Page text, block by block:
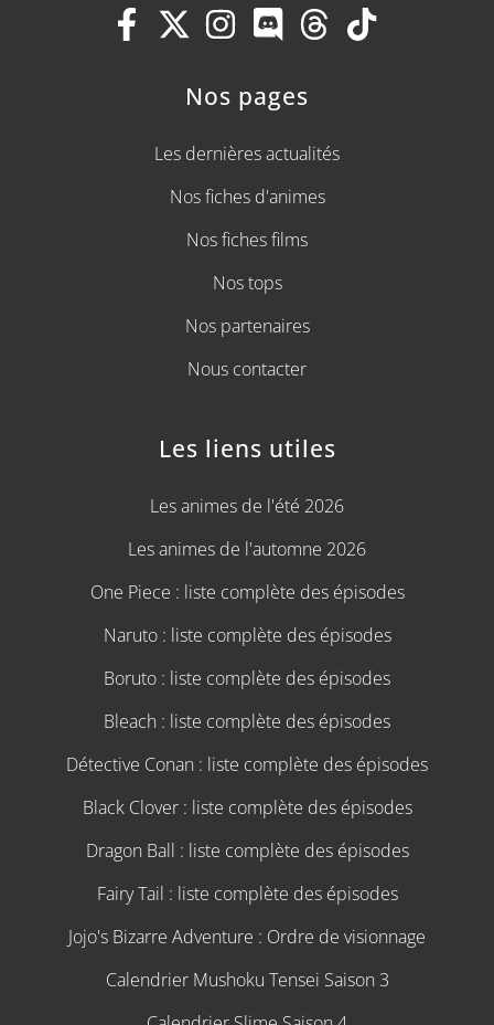
Nos pages
Les dernières actualités
Nos fiches d'animes
Nos fiches films
Nos tops
Nos partenaires
Nous contacter
Les liens utiles
Les animes de l'été 2026
Les animes de l'automne 2026
One Piece : liste complète des épisodes
Naruto : liste complète des épisodes
Boruto : liste complète des épisodes
Bleach : liste complète des épisodes
Détective Conan : liste complète des épisodes
Black Clover : liste complète des épisodes
Dragon Ball : liste complète des épisodes
Fairy Tail : liste complète des épisodes
Jojo's Bizarre Adventure : Ordre de visionnage
Calendrier Mushoku Tensei Saison 3